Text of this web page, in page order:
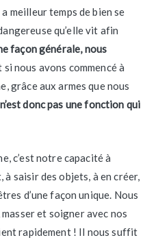
meilleur temps de bien se
qu’elle vit afin
façon générale, nous
nous avons commencé à
grâce aux armes que nous
donc pas une fonction qui
c’est notre capacité à
saisir des objets, à en créer,
d’une façon unique. Nous
et soigner avec nos
rapidement ! Il nous suffit